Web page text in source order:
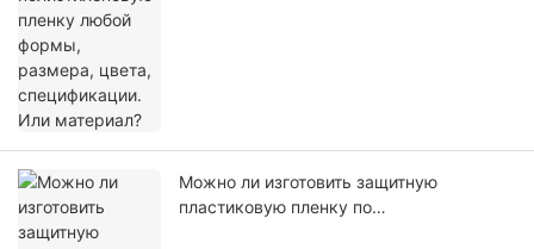
Можно ли изготовить защитную
пластиковую пленку по